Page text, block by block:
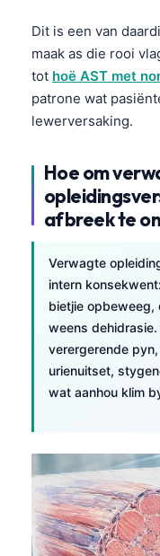
Dit is een van
maak as die rooi
tot hoë AST met
patrone wat
lewerversaking.
Hoe om
afbreek te
Verwagte
intern
bietjie opbeweeg,
weens
verergerende
urienuitset,
wat aanhou klim
Українська
O‘zbekcha
Català
Hrvatski
Slovenčina
كوردی‎
پښتو
سنڌي
Galego
Македонски
Euskara
Gàidhlig
Occitan